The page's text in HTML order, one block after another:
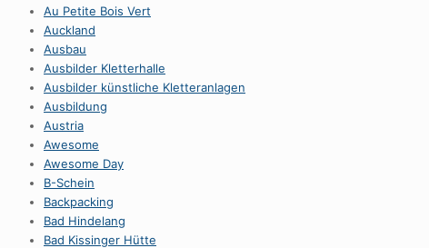
Au Petite Bois Vert
Auckland
Ausbau
Ausbilder Kletterhalle
Ausbilder künstliche Kletteranlagen
Ausbildung
Austria
Awesome
Awesome Day
B-Schein
Backpacking
Bad Hindelang
Bad Kissinger Hütte